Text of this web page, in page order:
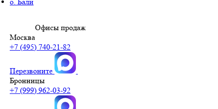
Офисы продаж
Москва
+7 (495) 740-21-82
Перезвоните
Бронницы
+7 (999) 962-03-92